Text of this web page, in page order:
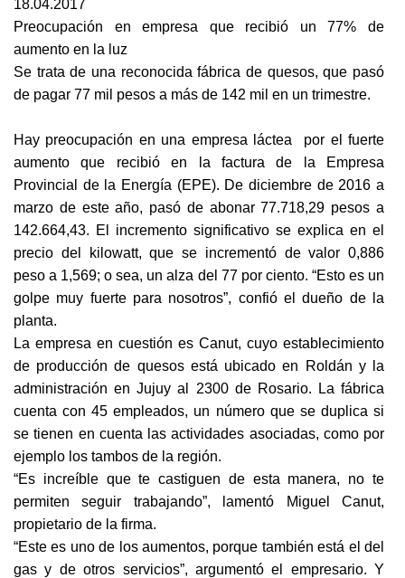
18.04.2017
Preocupación en empresa que recibió un 77% de
aumento en la luz
Se trata de una reconocida fábrica de quesos, que pasó
de pagar 77 mil pesos a más de 142 mil en un trimestre.
Hay preocupación en una empresa láctea por el fuerte
aumento que recibió en la factura de la Empresa
Provincial de la Energía (EPE). De diciembre de 2016 a
marzo de este año, pasó de abonar 77.718,29 pesos a
142.664,43. El incremento significativo se explica en el
precio del kilowatt, que se incrementó de valor 0,886
peso a 1,569; o sea, un alza del 77 por ciento. “Esto es un
golpe muy fuerte para nosotros”, confió el dueño de la
planta.
La empresa en cuestión es Canut, cuyo establecimiento
de producción de quesos está ubicado en Roldán y la
administración en Jujuy al 2300 de Rosario. La fábrica
cuenta con 45 empleados, un número que se duplica si
se tienen en cuenta las actividades asociadas, como por
ejemplo los tambos de la región.
“Es increíble que te castiguen de esta manera, no te
permiten seguir trabajando”, lamentó Miguel Canut,
propietario de la firma.
“Este es uno de los aumentos, porque también está el del
gas y de otros servicios”, argumentó el empresario. Y